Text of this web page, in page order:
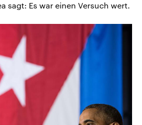
sagt: Es war einen Versuch wert.